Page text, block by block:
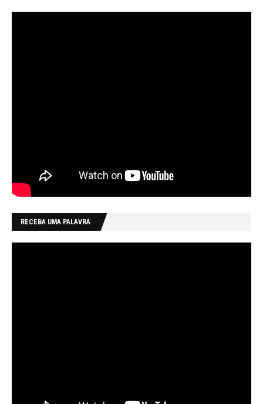
RECEBA UMA PALAVRA